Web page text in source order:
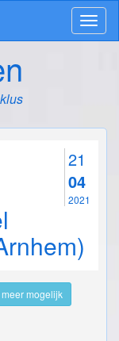
21
04
2021
mogelijk